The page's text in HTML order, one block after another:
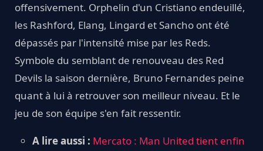
offensivement. Orphelin d'un Cristiano endeuillé,
les Rashford, Elang, Lingard et Sancho ont été
dépassés par l'intensité mise par les Reds.
Symbole du semblant de renouveau des Red
Devils la saison dernière, Bruno Fernandes peine
quant à lui à retrouver son meilleur niveau. Et le
jeu de son équipe s'en fait ressentir.
A lire aussi : Mercato : Man United tient enfin